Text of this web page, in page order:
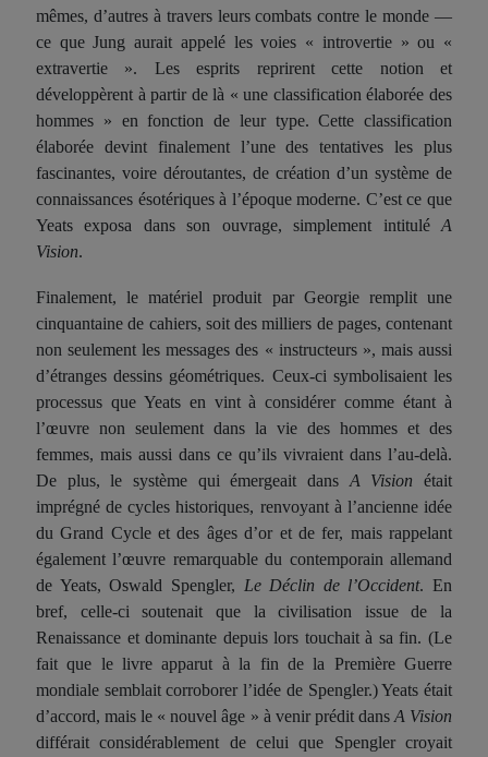
mêmes, d’autres à travers leurs combats contre le monde —
ce que Jung aurait appelé les voies « introvertie » ou «
extravertie ». Les esprits reprirent cette notion et
développèrent à partir de là « une classification élaborée des
hommes » en fonction de leur type. Cette classification
élaborée devint finalement l’une des tentatives les plus
fascinantes, voire déroutantes, de création d’un système de
connaissances ésotériques à l’époque moderne. C’est ce que
Yeats exposa dans son ouvrage, simplement intitulé A
Vision.
Finalement, le matériel produit par Georgie remplit une
cinquantaine de cahiers, soit des milliers de pages, contenant
non seulement les messages des « instructeurs », mais aussi
d’étranges dessins géométriques. Ceux-ci symbolisaient les
processus que Yeats en vint à considérer commeétantà
l’œuvre non seulement dans la vie des hommes et des
femmes, mais aussi dans ce qu’ils vivraient dans l’au-delà.
De plus, le système qui émergeait dans A Visionétait
imprégné de cycles historiques, renvoyant à l’ancienne idée
du Grand Cycle et des âges d’or et de fer, mais rappelant
également l’œuvre remarquable du contemporain allemand
de Yeats, Oswald Spengler, Le Déclin de l’Occident. En
bref, celle-ci soutenait que la civilisation issue de la
Renaissance et dominante depuis lors touchait à sa fin. (Le
fait que le livreapparut à la fin de la Première Guerre
mondiale semblait corroborer l’idée de Spengler.) Yeats était
d’accord, mais le « nouvel âge » à venir prédit dans A Vision
différait considérablement de celui que Spengler croyait